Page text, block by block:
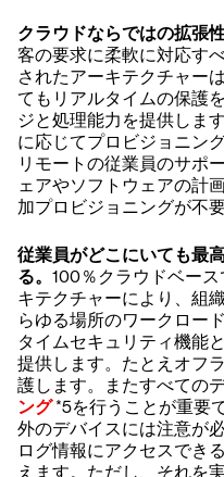
クラウドならではの拡張
客の要求に柔軟に対応す
されたアーキテクチャー
てもリアルタイムの保護
ジと処理能力を提供しま
に応じてプロビジョニン
リモートの従業員のサポ
ェアやソフトウェアの計
加プロビジョニングが不要
従業員がどこにいても最
る。 100％クラウドベー
キテクチャーにより、組
らゆる場所のワークロー
タイムセキュリティ機能
提供します。たとえオフ
護します。またすべての
ング*5を行うことが重要
外のデバイスには注意が
ログ情報にアクセスでき
えます。ただし、それを